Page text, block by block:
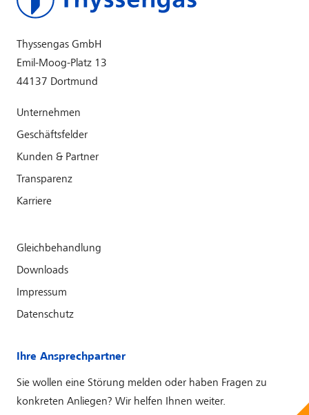
Thyssengas GmbH
Emil-Moog-Platz 13
44137 Dortmund
Unternehmen
Geschäftsfelder
Kunden & Partner
Transparenz
Karriere
Gleichbehandlung
Downloads
Impressum
Datenschutz
Ihre Ansprechpartner
Sie wollen eine Störung melden oder haben Fragen zu
konkreten Anliegen? Wir helfen Ihnen weiter.